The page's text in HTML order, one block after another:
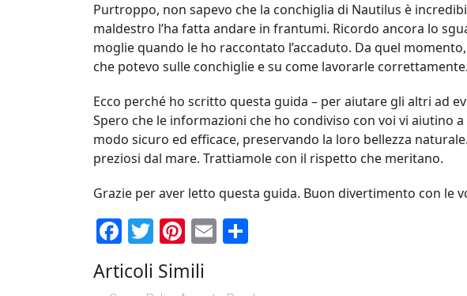
Purtroppo, non sapevo che la conchiglia di Nautilus è
maldestro l’ha fatta andare in frantumi. Ricordo ancora lo
moglie quando le ho raccontato l’accaduto. Da quel
che potevo sulle conchiglie e su come lavorarle correttamente.
Ecco perché ho scritto questa guida – per aiutare gli altri ad
Spero che le informazioni che ho condiviso con voi vi aiutino
modo sicuro ed efficace, preservando la loro bellezza
preziosi dal mare. Trattiamole con il rispetto che meritano.
Grazie per aver letto questa guida. Buon divertimento con le
Facebook
Twitter
Pinterest
Email
Articoli Simili